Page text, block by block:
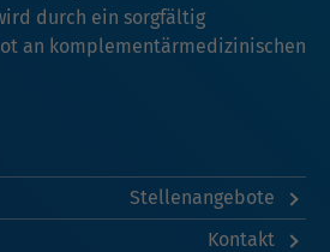
durch ein sorgfältig
an komplementärmedizinischen
Stellenangebote
Kontakt